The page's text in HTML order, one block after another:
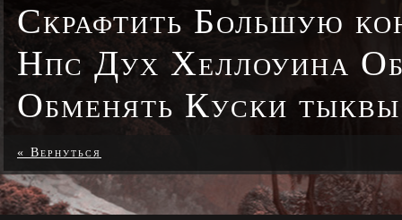
Скрафтить Большую
Нпс Дух Хеллоуина
Обменять Куски
« Вернуться